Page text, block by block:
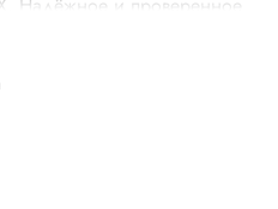
видеонаблюдения.